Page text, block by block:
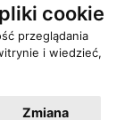
cookie
przeglądania
i wiedzieć,
Zmiana